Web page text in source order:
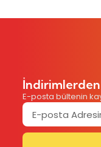
E-posta bültenin